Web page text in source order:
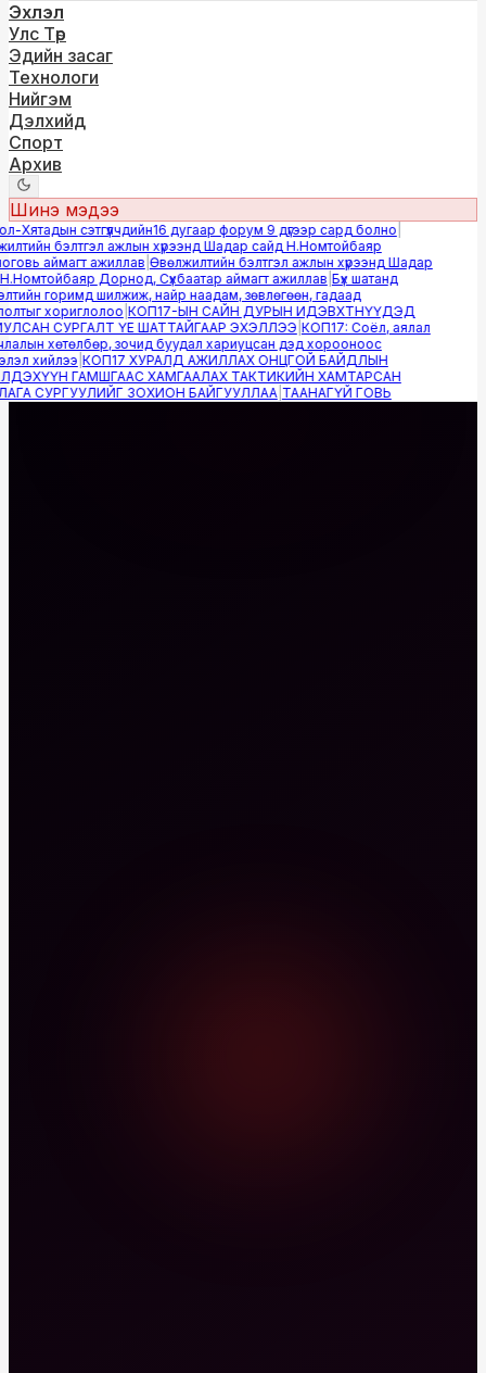
Эхлэл
Улс Төр
Эдийн засаг
Технологи
Нийгэм
Дэлхийд
Спорт
Архив
Шинэ мэдээ
сэтгүүлчдийн16 дугаар форум 9 дүгээр сард болно|
бэлтгэл ажлын хүрээнд Шадар сайд Н.Номтойбаяр
аймагт ажиллав|Өвөлжилтийн бэлтгэл ажлын хүрээнд Шадар
Дорнод, Сүхбаатар аймагт ажиллав|Бүх шатанд
горимд шилжиж, найр наадам, зөвлөгөөн, гадаад
хориглолоо|КОП17-ЫН САЙН ДУРЫН ИДЭВХТНҮҮДЭД
СУРГАЛТ ҮЕ ШАТТАЙГААР ЭХЭЛЛЭЭ|КОП17: Соёл, аялал
хөтөлбөр, зочид буудал хариуцсан дэд хорооноос
хийлээ|КОП17 ХУРАЛД АЖИЛЛАХ ОНЦГОЙ БАЙДЛЫН
ГАМШГААС ХАМГААЛАХ ТАКТИКИЙН ХАМТАРСАН
СУРГУУЛИЙГ ЗОХИОН БАЙГУУЛЛАА|ТААНАГҮЙ ГОВЬ